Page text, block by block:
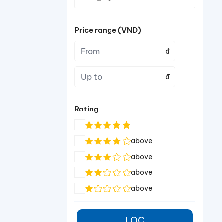
Price range (VND)
đ
đ
Rating
above
above
above
above